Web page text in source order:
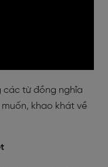
các từ đồng nghĩa
khao khát về